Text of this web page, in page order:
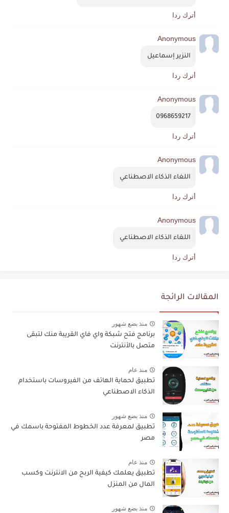
أترك ردا
Anonymous
النزير إسماعيل
أترك ردا
Anonymous
0968659217
أترك ردا
Anonymous
اللغاء الذكاء الاصطناعي
أترك ردا
Anonymous
اللغاء الذكاء الاصطناعي
أترك ردا
المقالات الرائجة
منذ بضع شهور
برنامج فتح شبكة واي فاي القريبة منك لتبقى
متصل بالأنترنت
منذ عام
تطبيق لحماية الهاتف من الفيروسات باستخدام
الذكاء الاصطناعي
منذ بضع شهور
تطبيق لمعرفة عدد الخطوط المفتوحة باسمك في
مصر
منذ عام
تطبيق يعلمك كيفية الربح من الانترنت وكسب
المال من المنزل
منذ بضع شهور